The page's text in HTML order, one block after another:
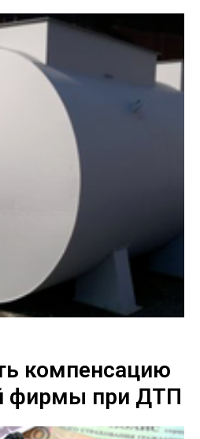
компенсацию
фирмы при ДТП